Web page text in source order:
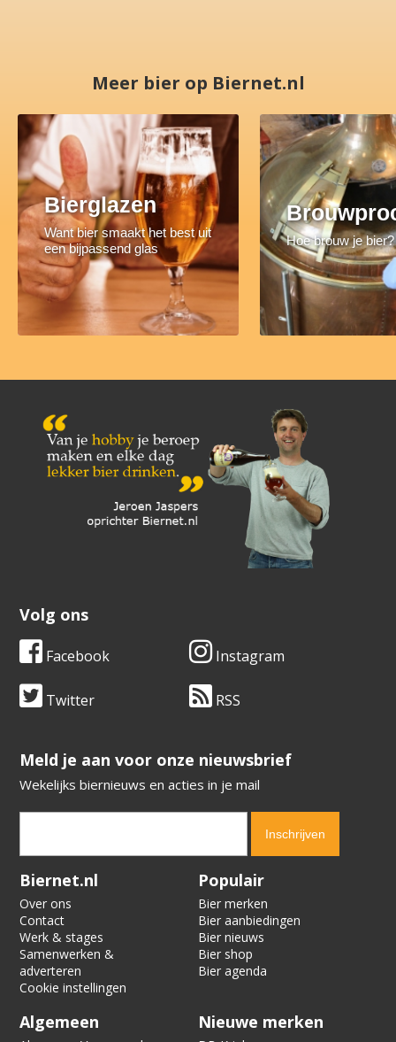
Meer bier op Biernet.nl
Bierglazen
Want bier smaakt het best uit
een bijpassend glas
Hoe brouw je bier?
Volg ons
Facebook Instagram
Twitter RSS
​​​​​​​Meld je aan voor onze nieuwsbrief
Wekelijks biernieuws en acties in je mail
Verification code:
Biernet.nl
Over ons
Contact
Werk & stages
Samenwerken &
adverteren
Cookie instellingen
Populair
Bier merken
Bier aanbiedingen
Bier nieuws
Bier shop
Bier agenda
Algemeen Nieuwe merken